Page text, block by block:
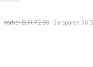
Vorher EUR 72,00 Sie sparen